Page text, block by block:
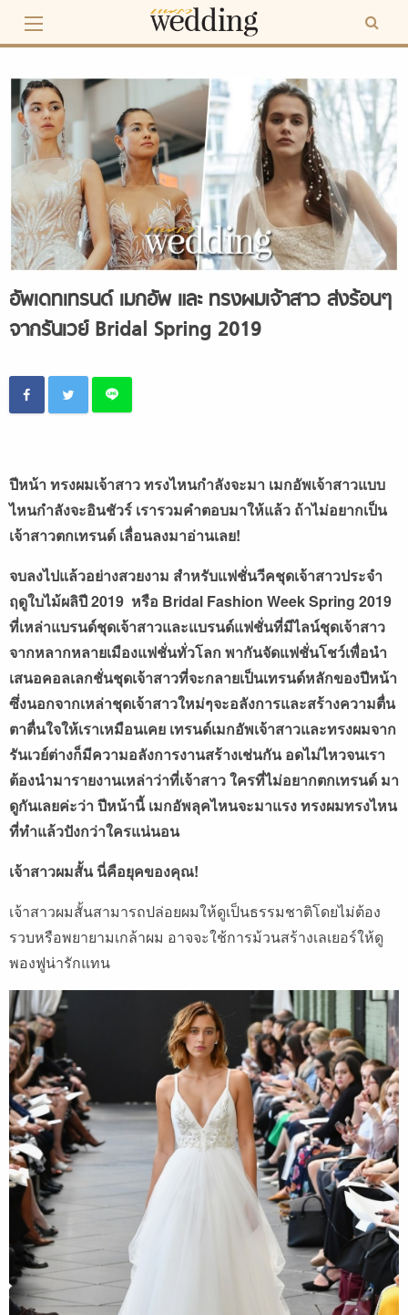
content
อัพเดทเทรนด์ เมกอัพ และ ทรงผมเจ้าสาว ส่งร้อนๆ
จากรันเวย์ Bridal Spring 2019
ปีหน้า ทรงผมเจ้าสาว ทรงไหนกำลังจะมา เมกอัพเจ้าสาวแบบ
ไหนกำลังจะอินชัวร์ เรารวมคำตอบมาให้แล้ว ถ้าไม่อยากเป็น
เจ้าสาวตกเทรนด์ เลื่อนลงมาอ่านเลย!
จบลงไปแล้วอย่างสวยงาม สำหรับแฟชั่นวีคชุดเจ้าสาวประจำ
ฤดูใบไม้ผลิปี2019 หรือ Bridal Fashion Week Spring 2019
ที่เหล่าแบรนด์ชุดเจ้าสาวและแบรนด์แฟชั่นที่มีไลน์ชุดเจ้าสาว
จากหลากหลายเมืองแฟชั่นทั่วโลก พากันจัดแฟชั่นโชว์เพื่อนำ
เสนอคอลเลกชั่นชุดเจ้าสาวที่จะกลายเป็นเทรนด์หลักของปีหน้า
ซึ่งนอกจากเหล่าชุดเจ้าสาวใหม่ๆจะอลังการและสร้างความตื่น
ตาตื่นใจให้เราเหมือนเคย เทรนด์เมกอัพเจ้าสาวและทรงผมจาก
รันเวย์ต่างก็มีความอลังการงานสร้างเช่นกัน อดไม่ไหวจนเรา
ต้องนำมารายงานเหล่าว่าที่เจ้าสาวใครที่ไม่อยากตกเทรนด์ มา
ดูกันเลยค่ะว่า ปีหน้านี้ เมกอัพลุคไหนจะมาแรงทรงผมทรงไหน
ที่ทำแล้วปังกว่าใครแน่นอน
เจ้าสาวผมสั้น นี่คือยุคของคุณ!
เจ้าสาวผมสั้นสามารถปล่อยผมให้ดูเป็นธรรมชาติโดยไม่ต้อง
รวบหรือพยายามเกล้าผม อาจจะใช้การม้วนสร้างเลเยอร์ให้ดู
พองฟูน่ารักแทน